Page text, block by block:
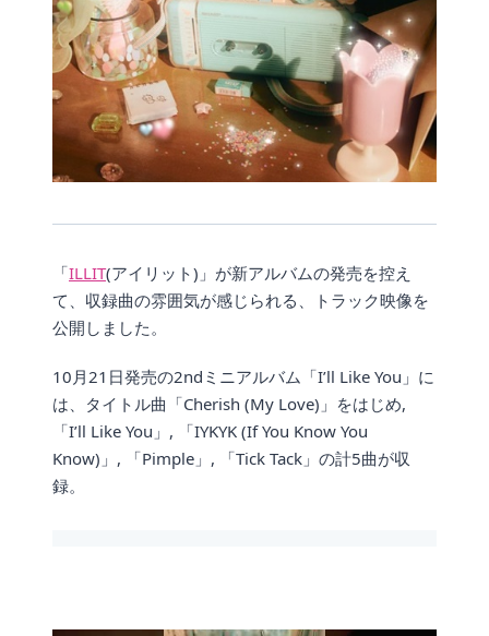
「ILLIT(アイリット)」が新アルバムの発売を控え
て、収録曲の雰囲気が感じられる、トラック映像を
公開しました。
10月21日発売の2ndミニアルバム「I’ll Like You」に
は、タイトル曲「Cherish (My Love)」をはじめ,
「I’ll Like You」, 「IYKYK (If You Know You
Know)」, 「Pimple」, 「Tick Tack」の計5曲が収
録。